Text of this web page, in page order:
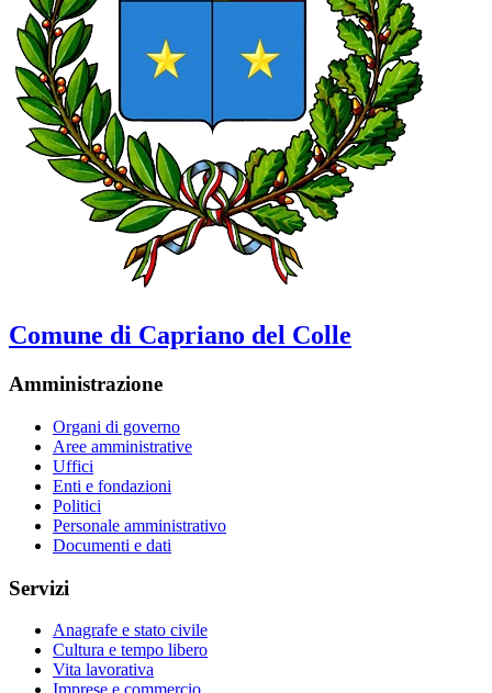
Comune di Capriano del Colle
Amministrazione
Organi di governo
Aree amministrative
Uffici
Enti e fondazioni
Politici
Personale amministrativo
Documenti e dati
Servizi
Anagrafe e stato civile
Cultura e tempo libero
Vita lavorativa